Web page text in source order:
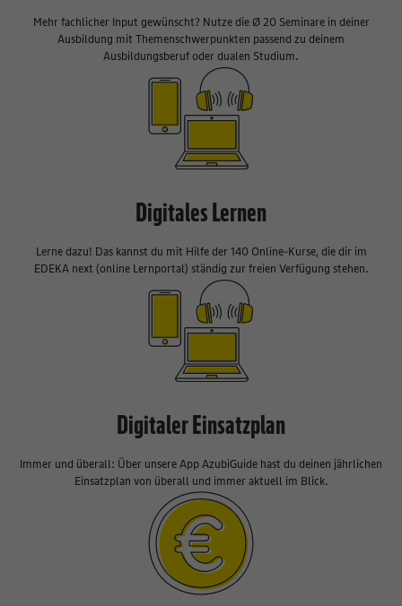
Mehr fachlicher Input gewünscht? Nutze die Ø 20 Seminare in deiner
Ausbildung mit Themenschwerpunkten passend zu deinem
Ausbildungsberuf oder dualen Studium.
Digitales Lernen
Lerne dazu! Das kannst du mit Hilfe der 140 Online-Kurse, die dir im
EDEKA next (online Lernportal) ständig zur freien Verfügung stehen.
Digitaler Einsatzplan
Immer und überall: Über unsere App AzubiGuide hast du deinen jährlichen
Einsatzplan von überall und immer aktuell im Blick.